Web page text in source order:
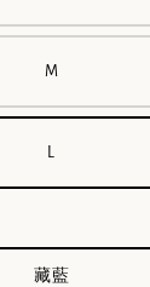
M
L
藏藍